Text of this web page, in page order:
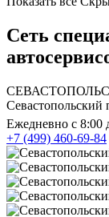
Сеть
Севастопольский
Ежедневно с 8:00
+7 (499) 460-69-84